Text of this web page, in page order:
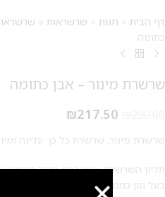
דף הבית » חנות » שרשראות »
כתומה
שרשרת מינור – אבן כתומה
₪217.50
שרשרת מינור, שרשרת כל כך עדינה
בעל גוון כתמתם ומיוחד